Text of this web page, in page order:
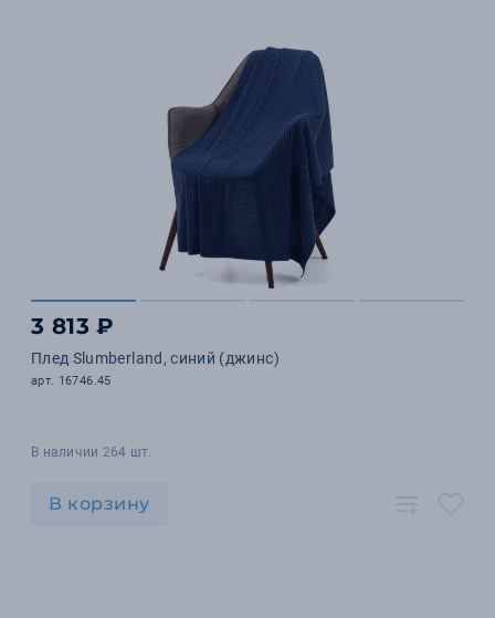
3 813 ₽
Плед Slumberland, синий (джинс)
арт. 16746.45
В наличии 264 шт.
В корзину